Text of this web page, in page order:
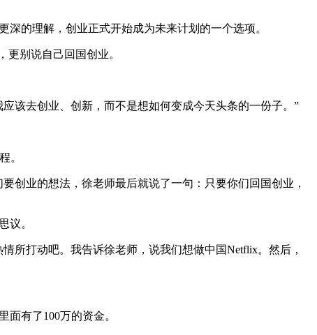
的理解，创业正式开始成为未来计划的一个选项。
别说自己回国创业。
该去创业、创新，而不是想如何变成今天头条的一份子。”
。
业的想法，徐老师最后就说了一句：只要你们回国创业，
议。
打动吧。我告诉徐老师，说我们想做中国Netflix。然后，
有了100万的资金。